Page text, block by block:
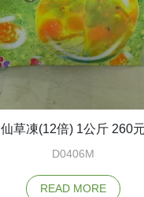
仙草凍(12倍) 1公斤 260元
D0406M
READ MORE